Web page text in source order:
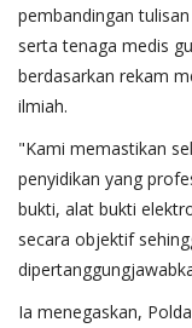
pembandingan
serta tenaga medis
berdasarkan rekam
ilmiah.
"Kami memastikan
penyidikan yang
bukti, alat bukti
secara objektif
Ia menegaskan,